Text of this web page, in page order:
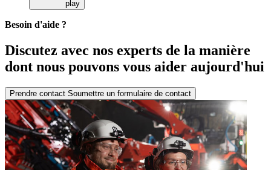
play
Besoin d'aide ?
Discutez avec nos experts de la manière
dont nous pouvons vous aider aujourd'hui
Prendre contact Soumettre un formulaire de contact